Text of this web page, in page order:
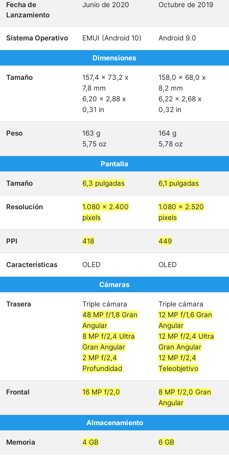
Fecha de
Lanzamiento
Junio de 2020 Octubre de 2019
Sistema Operativo EMUI (Android 10) Android 9.0
Dimensiones
Tamaño
157,4 x 73,2 x
7,8 mm
6,20 x 2,88 x
0,31 in
158,0 x 68,0 x
8,2 mm
6,22 x 2,68 x
0,32 in
Peso
163 g
5,75 oz
164 g
5,78 oz
Pantalla
Tamaño 6,3 pulgadas 6,1 pulgadas
Resolución
1.080 x 2.400
pixels
1.080 x 2.520
pixels
PPI 418 449
Características OLED OLED
Cámaras
Trasera
Triple cámara
48 MP f/1,8 Gran
Angular
8 MP f/2,4 Ultra
Gran Angular
2 MP f/2,4
Profundidad
Triple cámara
12 MP f/1,6 Gran
Angular
12 MP f/2,4 Ultra
Gran Angular
12 MP f/2,4
Teleobjetivo
Frontal 16 MP f/2,0
8 MP f/2,0 Gran
Angular
Almacenamiento
Memoria 4 GB 6 GB